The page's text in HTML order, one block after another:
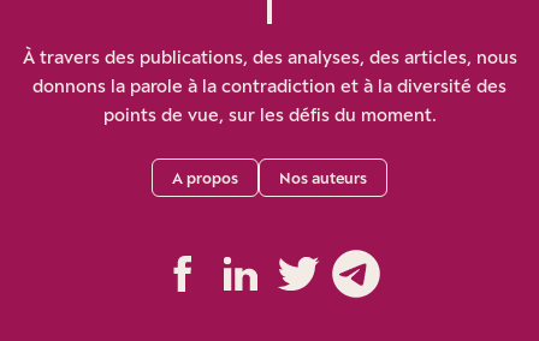
À travers des publications, des analyses, des articles, nous
donnons la parole à la contradiction et à la diversité des
points de vue, sur les défis du moment.
A propos Nos auteurs